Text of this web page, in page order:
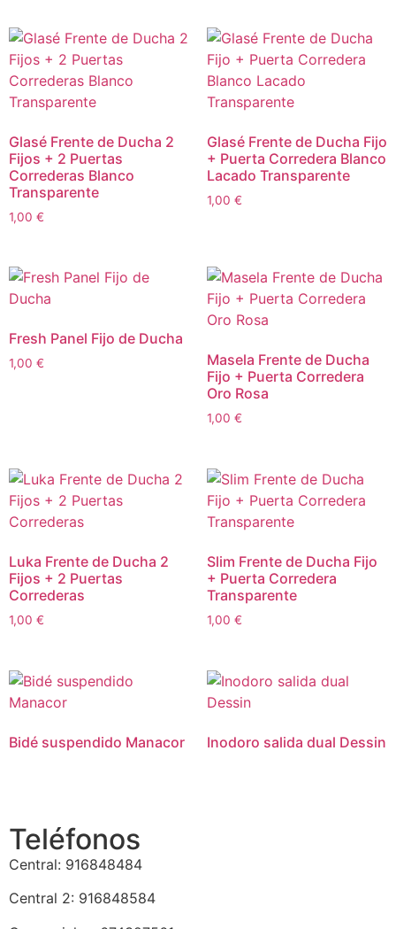
Glasé Frente de Ducha 2
Fijos + 2 Puertas
Correderas Blanco
Transparente
1,00 €
Glasé Frente de Ducha Fijo
+ Puerta Corredera Blanco
Lacado Transparente
1,00 €
Fresh Panel Fijo de Ducha
1,00 €
Masela Frente de Ducha
Fijo + Puerta Corredera
Oro Rosa
1,00 €
Luka Frente de Ducha 2
Fijos + 2 Puertas
Correderas
1,00 €
Slim Frente de Ducha Fijo
+ Puerta Corredera
Transparente
1,00 €
Bidé suspendido Manacor Inodoro salida dual Dessin
Teléfonos
Central: 916848484
Central 2: 916848584